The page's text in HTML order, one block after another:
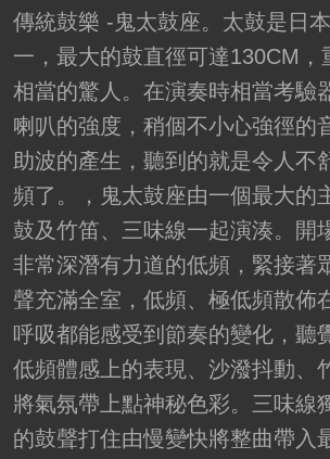
傳統鼓樂 -鬼太鼓座。太鼓是日
一，最大的鼓直徑可達130CM，
相當的驚人。在演奏時相當考驗
喇叭的強度，稍個不小心強徑的
助波的產生，聽到的就是令人不
頻了。，鬼太鼓座由一個最大的
鼓及竹笛、三味線一起演湊。開
非常深潛有力道的低頻，緊接著
聲充滿全室，低頻、極低頻散佈
呼吸都能感受到節奏的變化，聽
低頻體感上的表現、沙潑抖動、
將氣氛帶上點神秘色彩。三味線
的鼓聲打住由慢變快將整曲帶入